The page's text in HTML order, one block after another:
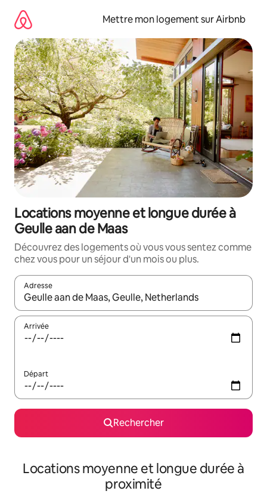
directement
contenu
Mettre mon logement sur Airbnb
Locations moyenne et longue durée à
Geulle aan de Maas
Découvrez des logements où vous vous sentez comme
chez vous pour un séjour d'un mois ou plus.
Adresse
Lorsque les résultats s'affichent, utilisez les flèches vers le
Arrivée
Départ
Rechercher
Locations moyenne et longue durée à
proximité